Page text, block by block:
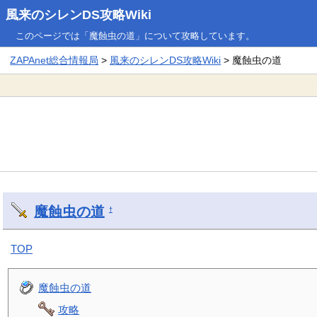
風来のシレンDS攻略Wiki
このページでは「魔蝕虫の道」について攻略しています。
ZAPAnet総合情報局 > 風来のシレンDS攻略Wiki > 魔蝕虫の道
魔蝕虫の道 †
TOP
魔蝕虫の道
攻略